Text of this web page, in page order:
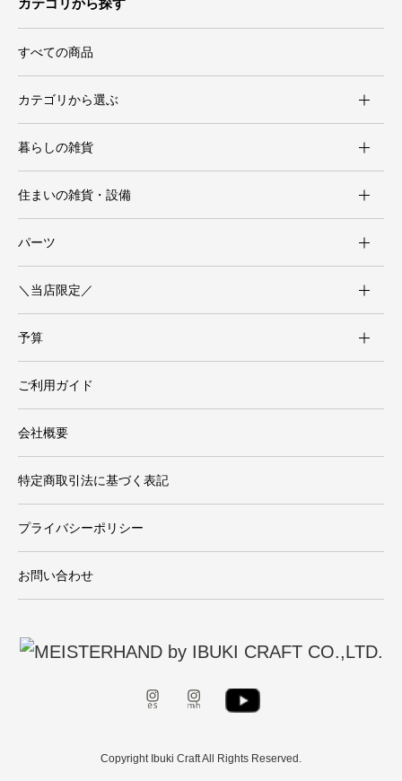
カテゴリから探す
すべての商品
カテゴリから選ぶ
暮らしの雑貨
住まいの雑貨・設備
パーツ
＼当店限定／
予算
ご利用ガイド
会社概要
特定商取引法に基づく表記
プライバシーポリシー
お問い合わせ
Copyright Ibuki Craft All Rights Reserved.